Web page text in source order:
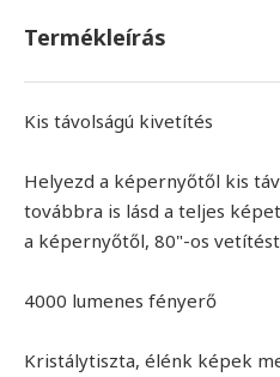
Termékleírás
Kis távolságú kivetítés
Helyezd a képernyőtől kis
továbbra is lásd a teljes
a képernyőtől, 80"-os
4000 lumenes fényerő
Kristálytiszta, élénk képek